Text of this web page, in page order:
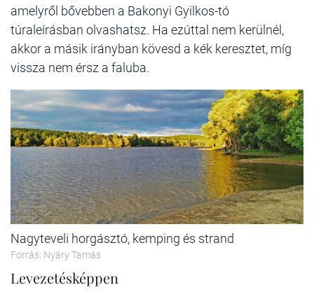
amelyről bővebben a Bakonyi Gyilkos-tó
túraleírásban olvashatsz. Ha ezúttal nem kerülnél,
akkor a másik irányban kövesd a kék keresztet, míg
vissza nem érsz a faluba.
Nagyteveli horgásztó, kemping és strand
Forrás: Nyáry Tamás
Levezetésképpen